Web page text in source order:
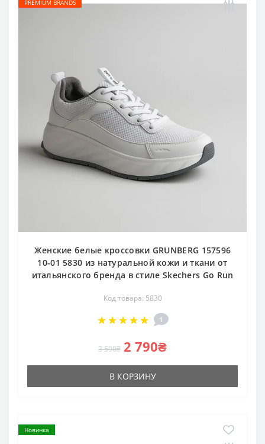
PREMIUM BRANDS
Женские белые кроссовки GRUNBERG 157596
10-01 5830 из натуральной кожи и ткани от
итальянского бренда в стиле Skechers Go Run
Код товара: 5830
1
3 590₴ 2 790₴
В КОРЗИНУ
Новинка